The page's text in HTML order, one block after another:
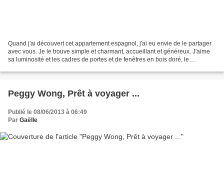
Quand j'ai découvert cet appartement espagnol, j'ai eu envie de le partager
avec vous. Je le trouve simple et charmant, accueillant et généreux. J'aime
sa luminosité et les cadres de portes et de fenêtres en bois doré, le
Peggy Wong, Prêt à voyager ...
Publié le 08/06/2013 à 06:49
Par Gaëlle